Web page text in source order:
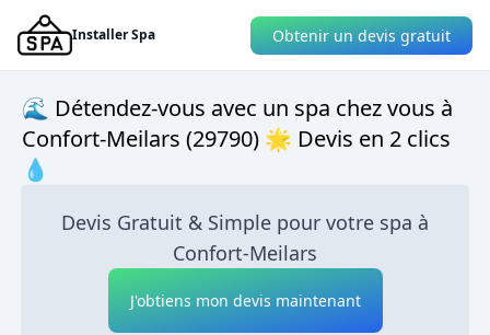
Installer Spa Obtenir un devis gratuit
🌊 Détendez-vous avec un spa chez vous à
Confort-Meilars (29790) 🌟 Devis en 2 clics
💧
Devis Gratuit & Simple pour votre spa à
Confort-Meilars
J'obtiens mon devis maintenant